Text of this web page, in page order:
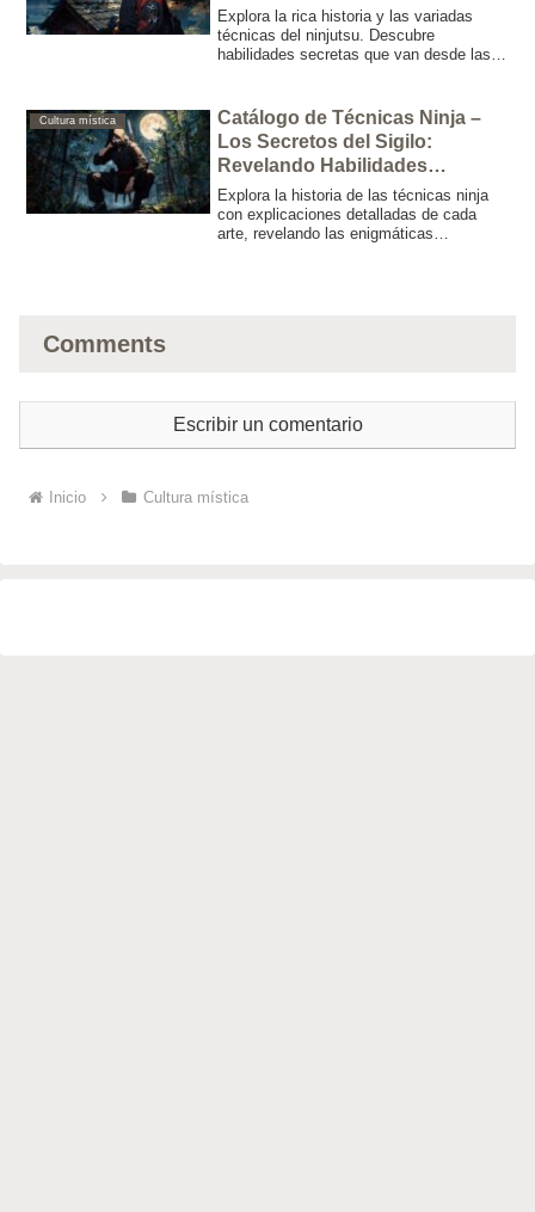
Descubriendo la Naturaleza
Multifacética del Ninja
Explora la rica historia y las variadas
técnicas del ninjutsu. Descubre
habilidades secretas que van desde las
estrategias de recopilación de
información.
Cultura mística
Catálogo de Técnicas Ninja –
Los Secretos del Sigilo:
Revelando Habilidades
Extraordinarias Ocultas
Explora la historia de las técnicas ninja
con explicaciones detalladas de cada
arte, revelando las enigmáticas
Comments
Escribir un comentario
Inicio Cultura mística